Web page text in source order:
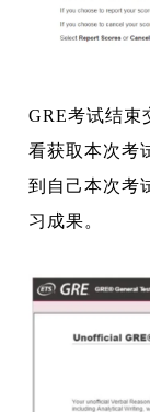
GRE考试结束
看获取本次考
到自己本次考
习成果。